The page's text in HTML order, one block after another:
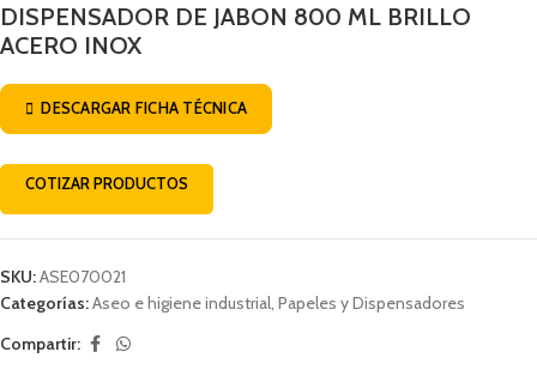
DISPENSADOR DE JABON 800 ML BRILLO
ACERO INOX
DESCARGAR FICHA TÉCNICA
COTIZAR PRODUCTOS
SKU:ASE070021
Categorías:Aseo e higiene industrial Papeles y Dispensadores
Compartir: